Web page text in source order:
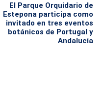
El Parque Orquidario de
Estepona participa como
invitado en tres eventos
botánicos de Portugal y
Andalucía